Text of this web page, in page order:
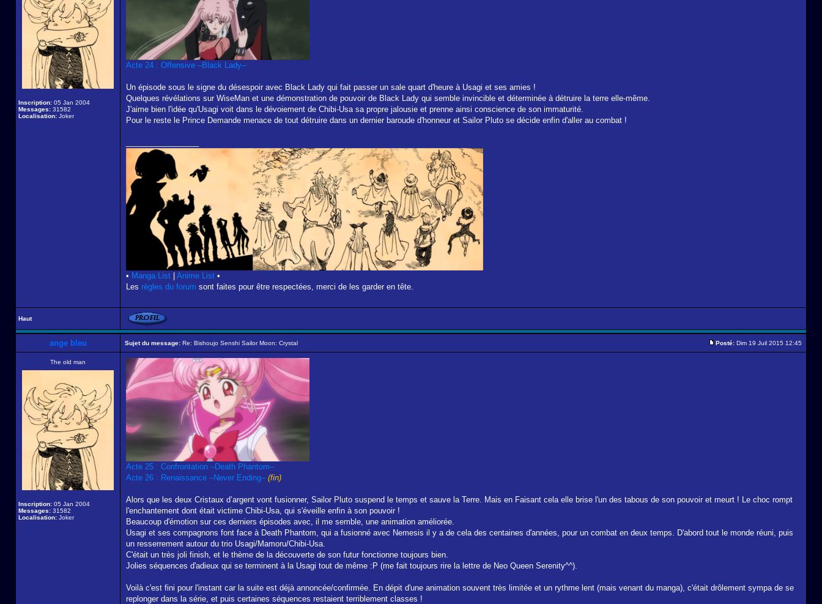
Inscription: 05 Jan 2004
Messages: 31582
Localisation: Joker
Acte 24 : Offensive –Black Lady–
Un épisode sous le signe du désespoir avec Black Lady qui fait passer un sale quart d'heure à Usagi et ses amies !
Quelques révélations sur WiseMan et une démonstration de pouvoir de Black Lady qui semble invincible et déterminée à détruire la terre elle-même.
J'aime bien l'idée qu'Usagi voit dans le dévoiement de Chibi-Usa sa propre jalousie et prenne ainsi conscience de son immaturité.
Pour le reste le Prince Demande menace de tout détruire dans un dernier baroude d'honneur et Sailor Pluto se décide enfin d'aller au combat !
• Manga List Anime List •
Les règles du forum sont faites pour être respectées, merci de les garder en tête.
Haut
ange bleu Sujet du message: Re: Bishoujo Senshi Sailor Moon: Crystal Posté: Dim 19 Juil 2015 12:45
The old man
Inscription: 05 Jan 2004
Messages: 31582
Localisation: Joker
Acte 25 : Confrontation –Death Phantom–
Acte 26 : Renaissance –Never Ending– (fin)
Alors que les deux Cristaux d’argent vont fusionner, Sailor Pluto suspend le temps et sauve la Terre. Mais en Faisant cela elle brise l'un des tabous de son pouvoir et meurt ! Le choc rompt
l'enchantement dont était victime Chibi-Usa, qui s'éveille enfin à son pouvoir !
Beaucoup d'émotion sur ces derniers épisodes avec, il me semble, une animation améliorée.
Usagi et ses compagnons font face à Death Phantom, qui a fusionné avec Nemesis il y a de cela des centaines d'années, pour un combat en deux temps. D'abord tout le monde réuni, puis
un resserrement autour du trio Usagi/Mamoru/Chibi-Usa.
C'était un très joli finish, et le thème de la découverte de son futur fonctionne toujours bien.
Jolies séquences d'adieux qui se terminent à la Usagi tout de même :P (me fait toujours rire la lettre de Neo Queen Serenity^^).
Voilà c'est fini pour l'instant car la suite est déjà annoncée/confirmée. En dépit d'une animation souvent très limitée et un rythme lent (mais venant du manga), c'était drôlement sympa de se
replonger dans la série, et puis certaines séquences restaient terriblement classes !